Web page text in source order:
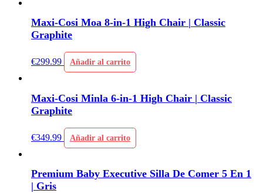
Maxi-Cosi Moa 8-in-1 High Chair | Classic
Graphite
€299.99 Añadir al carrito
Maxi-Cosi Minla 6-in-1 High Chair | Classic
Graphite
€349.99 Añadir al carrito
Premium Baby Executive Silla De Comer 5 En 1
| Gris